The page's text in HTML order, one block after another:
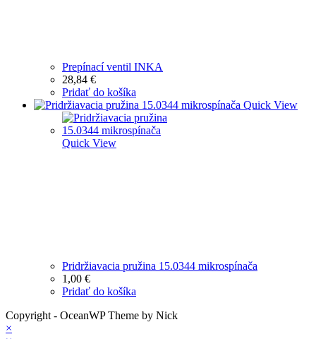
Prepínací ventil INKA
28,84 €
Pridať do košíka
Quick View
Quick View
Pridržiavacia pružina 15.0344 mikrospínača
1,00 €
Pridať do košíka
Copyright - OceanWP Theme by Nick
×